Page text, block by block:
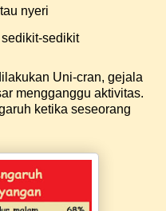
nyeri
sedikit
Uni-cran, gejala
mengganggu aktivitas.
ketika seseorang